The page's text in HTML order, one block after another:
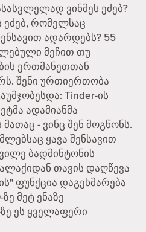
ვინმეს ეძებ?
ეძებ, რომელსაც
ადარდებს? 55
მეჩით თუ
ერთმანეთთან
შენი ურთიერთობა
Tinder-ის
ადამიანმა
- ვინც შენ მოგწონს.
ყავა შენსავით
ბადმინტონის
თავის დაღწევა
ფუნქცია დაგეხმარება
მეტ ენაზე
ეს ყველაფერი